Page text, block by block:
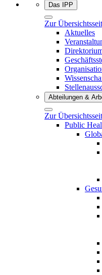
Das IPP
Zur
Aktuelles
Abteilungen &
Zur
Public